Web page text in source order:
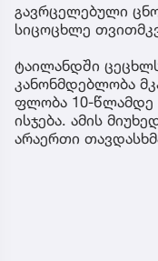
გავრცელებული
სიცოცხლე
ტაილანდში
კანონმდებლობა
ფლობა 10-წლამდე
ისჯება. ამის
არაერთი